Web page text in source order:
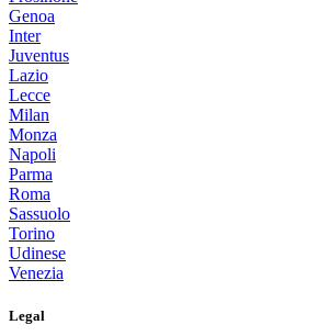
Genoa
Inter
Juventus
Lazio
Lecce
Milan
Monza
Napoli
Parma
Roma
Sassuolo
Torino
Udinese
Venezia
Legal